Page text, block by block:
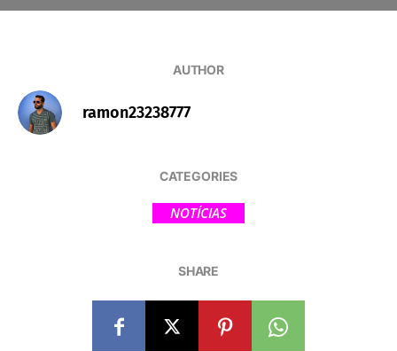
AUTHOR
ramon23238777
CATEGORIES
NOTÍCIAS
SHARE